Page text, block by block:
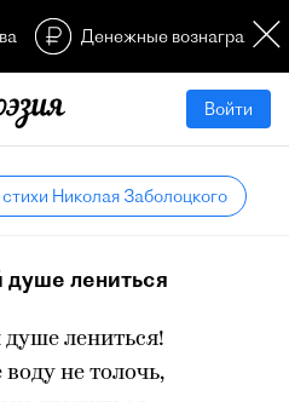
Денежные
Войти
Николая Заболоцкого
душе лениться
лениться!
воду не толочь,